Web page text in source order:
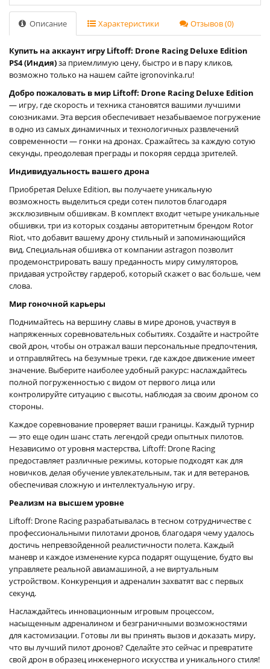
Описание Характеристики Отзывов (0)
Купить на аккаунт игру Liftoff: Drone Racing Deluxe Edition
PS4 (Индия)за приемлимую цену, быстро и в пару кликов,
возможно только на нашем сайте igronovinka.ru!
Добро пожаловать в мир Liftoff: Drone Racing Deluxe Edition
— игру, где скорость и техника становятся вашими лучшими
союзниками. Эта версия обеспечивает незабываемое погружение
в одно из самых динамичных и технологичных развлечений
современности — гонки на дронах. Сражайтесь за каждую сотую
секунды, преодолевая преграды и покоряя сердца зрителей.
Индивидуальность вашего дрона
Приобретая Deluxe Edition, вы получаете уникальную
возможность выделиться среди сотен пилотов благодаря
эксклюзивным обшивкам. В комплект входит четыре уникальные
обшивки, три из которых созданы авторитетным брендом Rotor
Riot, что добавит вашему дрону стильный и запоминающийся
вид. Специальная обшивка от компании astragon позволит
продемонстрировать вашу преданность миру симуляторов,
придавая устройству гардероб, который скажет о вас больше, чем
слова.
Мир гоночной карьеры
Поднимайтесь на вершину славы в мире дронов, участвуя в
напряженных соревновательных событиях. Создайте и настройте
свой дрон, чтобы он отражал ваши персональные предпочтения,
и отправляйтесь на безумные треки, где каждое движение имеет
значение. Выберите наиболее удобный ракурс: наслаждайтесь
полной погруженностью с видом от первого лица или
контролируйте ситуацию с высоты, наблюдая за своим дроном со
стороны.
Каждое соревнование проверяет ваши границы. Каждый турнир
— это еще один шанс стать легендой среди опытных пилотов.
Независимо от уровня мастерства, Liftoff: Drone Racing
предоставляет различные режимы, которые подходят как для
новичков, делая обучение увлекательным, так и для ветеранов,
обеспечивая сложную и интеллектуальную игру.
Реализм на высшем уровне
Liftoff: Drone Racing разрабатывалась в тесном сотрудничестве с
профессиональными пилотами дронов, благодаря чему удалось
достичь непревзойденной реалистичности полета. Каждый
маневр и каждое изменение курса подарят ощущение, будто вы
управляете реальной авиамашиной, а не виртуальным
устройством. Конкуренция и адреналин захватят вас с первых
секунд.
Наслаждайтесь инновационным игровым процессом,
насыщенным адреналином и безграничными возможностями
для кастомизации. Готовы ли вы принять вызов и доказать миру,
что вы лучший пилот дронов? Сделайте это сейчас и превратите
свой дрон в образец инженерного искусства и уникального стиля!